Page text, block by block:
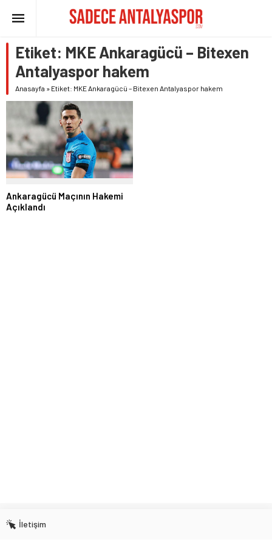
Etiket: MKE Ankaragücü – Bitexen
Antalyaspor hakem
Anasayfa » Etiket: MKE Ankaragücü – Bitexen Antalyaspor hakem
Ankaragücü Maçının Hakemi
Açıklandı
İletişim